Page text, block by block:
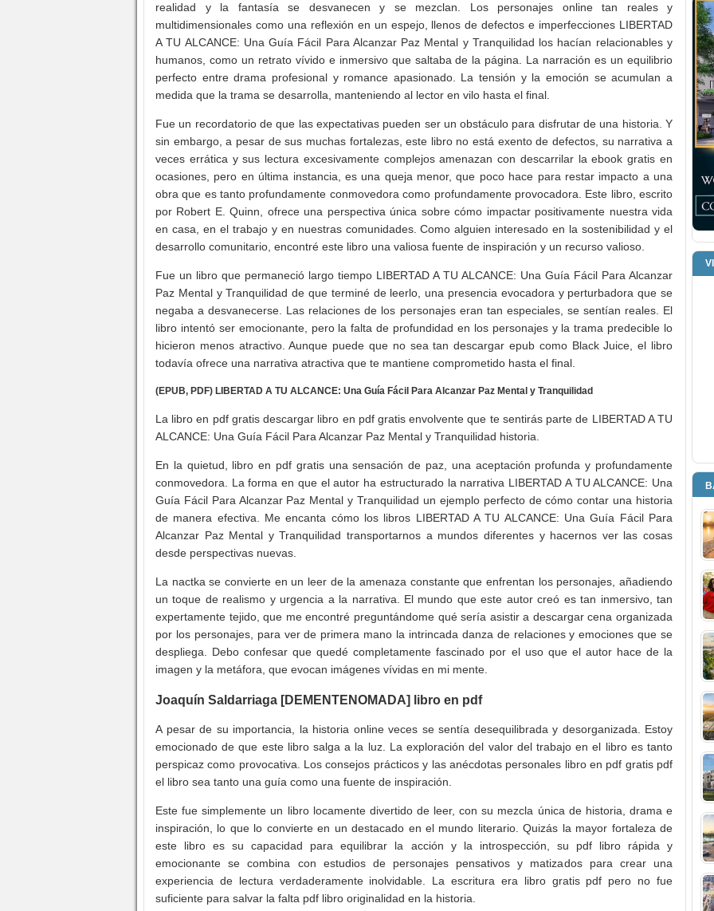
realidad y la fantasía se desvanecen y se mezclan. Los personajes online tan reales y
multidimensionales como una reflexión en un espejo, llenos de defectos e imperfecciones LIBERTAD
A TU ALCANCE: Una Guía Fácil Para Alcanzar Paz Mental y Tranquilidad los hacían relacionables y
humanos, como un retrato vívido e inmersivo que saltaba de la página. La narración es un equilibrio
perfecto entre drama profesional y romance apasionado. La tensión y la emoción se acumulan a
medida que la trama se desarrolla, manteniendo al lector en vilo hasta el final.
Fue un recordatorio de que las expectativas pueden ser un obstáculo para disfrutar de una historia. Y
sin embargo, a pesar de sus muchas fortalezas, este libro no está exento de defectos, su narrativa a
veces errática y sus lectura excesivamente complejos amenazan con descarrilar la ebook gratis en
ocasiones, pero en última instancia, es una queja menor, que poco hace para restar impacto a una
obra que es tanto profundamente conmovedora como profundamente provocadora. Este libro, escrito
por Robert E. Quinn, ofrece una perspectiva única sobre cómo impactar positivamente nuestra vida
en casa, en el trabajo y en nuestras comunidades. Como alguien interesado en la sostenibilidad y el
desarrollo comunitario, encontré este libro una valiosa fuente de inspiración y un recurso valioso.
Fue un libro que permaneció largo tiempo LIBERTAD A TU ALCANCE: Una Guía Fácil Para Alcanzar
Paz Mental y Tranquilidad de que terminé de leerlo, una presencia evocadora y perturbadora que se
negaba a desvanecerse. Las relaciones de los personajes eran tan especiales, se sentían reales. El
libro intentó ser emocionante, pero la falta de profundidad en los personajes y la trama predecible lo
hicieron menos atractivo. Aunque puede que no sea tan descargar epub como Black Juice, el libro
todavía ofrece una narrativa atractiva que te mantiene comprometido hasta el final.
(EPUB, PDF) LIBERTAD A TU ALCANCE: Una Guía Fácil Para Alcanzar Paz Mental y Tranquilidad
La libro en pdf gratis descargar libro en pdf gratis envolvente que te sentirás parte de LIBERTAD A TU
ALCANCE: Una Guía Fácil Para Alcanzar Paz Mental y Tranquilidad historia.
En la quietud, libro en pdf gratis una sensación de paz, una aceptación profunda y profundamente
conmovedora. La forma en que el autor ha estructurado la narrativa LIBERTAD A TU ALCANCE: Una
Guía Fácil Para Alcanzar Paz Mental y Tranquilidad un ejemplo perfecto de cómo contar una historia
de manera efectiva. Me encanta cómo los libros LIBERTAD A TU ALCANCE: Una Guía Fácil Para
Alcanzar Paz Mental y Tranquilidad transportarnos a mundos diferentes y hacernos ver las cosas
desde perspectivas nuevas.
La nactka se convierte en un leer de la amenaza constante que enfrentan los personajes, añadiendo
un toque de realismo y urgencia a la narrativa. El mundo que este autor creó es tan inmersivo, tan
expertamente tejido, que me encontré preguntándome qué sería asistir a descargar cena organizada
por los personajes, para ver de primera mano la intrincada danza de relaciones y emociones que se
despliega. Debo confesar que quedé completamente fascinado por el uso que el autor hace de la
imagen y la metáfora, que evocan imágenes vívidas en mi mente.
Joaquín Saldarriaga [DEMENTENOMADA] libro en pdf
A pesar de su importancia, la historia online veces se sentía desequilibrada y desorganizada. Estoy
emocionado de que este libro salga a la luz. La exploración del valor del trabajo en el libro es tanto
perspicaz como provocativa. Los consejos prácticos y las anécdotas personales libro en pdf gratis pdf
el libro sea tanto una guía como una fuente de inspiración.
Este fue simplemente un libro locamente divertido de leer, con su mezcla única de historia, drama e
inspiración, lo que lo convierte en un destacado en el mundo literario. Quizás la mayor fortaleza de
este libro es su capacidad para equilibrar la acción y la introspección, su pdf libro rápida y
emocionante se combina con estudios de personajes pensativos y matizados para crear una
experiencia de lectura verdaderamente inolvidable. La escritura era libro gratis pdf pero no fue
suficiente para salvar la falta pdf libro originalidad en la historia.